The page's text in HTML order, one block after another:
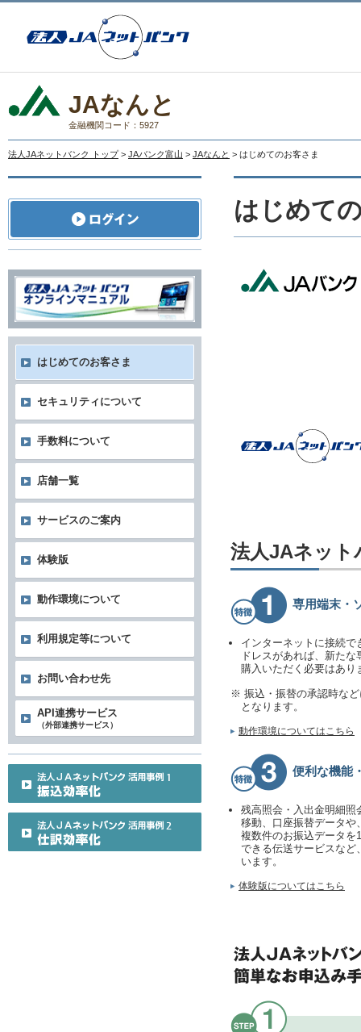
JAなんと
金融機関コード：5927
法人JAネットバンク トップ > JAバンク富山 > JAなんと > はじめてのお客さま
はじめて
法人JAネット
専用端末・
インターネットに接続
ドレスがあれば、新た
購入いただく必要はあり
※ 振込・振替の承認時な
となります。
動作環境についてはこちら
便利な機能
残高照会・入出金明細照
移動、口座振替データや
複数件のお振込データを
できる伝送サービスなど
います。
体験版についてはこちら
はじめてのお客さま
セキュリティについて
手数料について
店舗一覧
サービスのご案内
体験版
動作環境について
利用規定等について
お問い合わせ先
API連携サービス
（外部連携サービス）